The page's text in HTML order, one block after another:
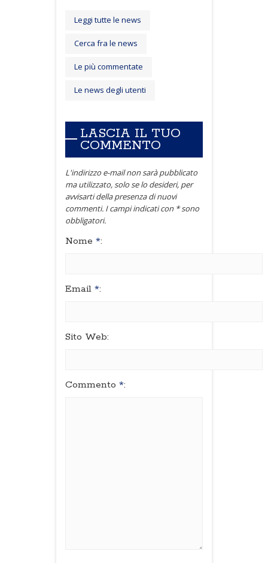
Leggi tutte le news
Cerca fra le news
Le più commentate
Le news degli utenti
LASCIA IL TUO
COMMENTO
L'indirizzo e-mail non sarà pubblicato
ma utilizzato, solo se lo desideri, per
avvisarti della presenza di nuovi
commenti. I campi indicati con * sono
obbligatori.
Nome *:
Email *:
Sito Web:
Commento *: